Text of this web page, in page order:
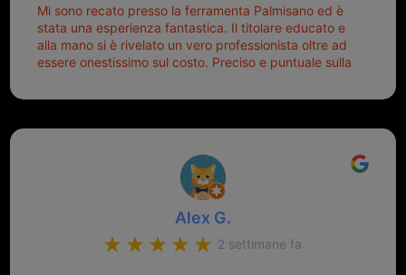
Mi sono recato presso la ferramenta Palmisano ed è
stata una esperienza fantastica. Il titolare educato e
alla mano si è rivelato un vero professionista oltre ad
essere onestissimo sul costo. Preciso e puntuale sulla
Alex G.
2 settimane fa